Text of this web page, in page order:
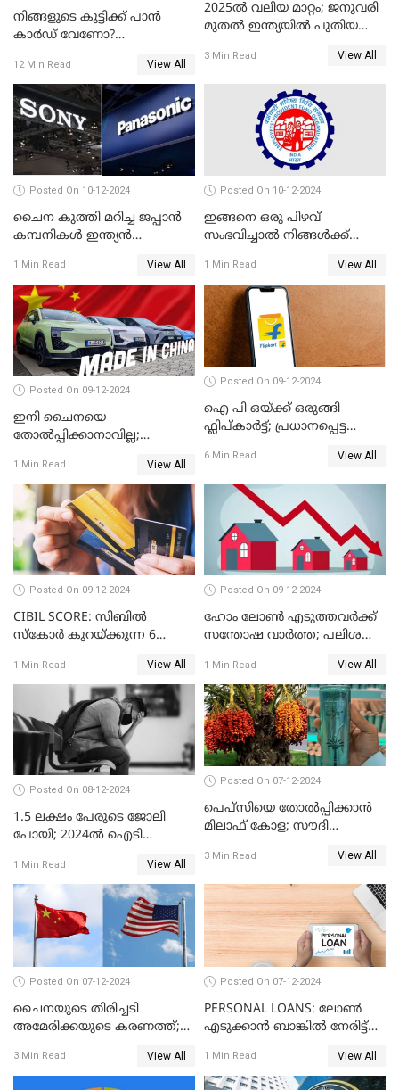
നിങ്ങളുടെ കുട്ടിക്ക് പാൻ
കാർഡ് വേണോ?
എങ്ങനെയാണെന്ന് നോക്കാം
12 Min Read View All
2025ൽ വലിയ മാറ്റം; ജനുവരി
മുതൽ ഇന്ത്യയിൽ പുതിയ
3 Min Read View All
Posted On 10-12-2024
ചൈന കുത്തി മറിച്ച ജപ്പാൻ
കമ്പനികൾ ഇന്ത്യൻ
വീണ്ടും മുന്നിൽ
1 Min Read View All
Posted On 10-12-2024
ഇങ്ങനെ ഒരു പിഴവ്
സംഭവിച്ചാൽ നിങ്ങൾക്ക്
1 Min Read View All
Posted On 09-12-2024
ഇനി ചൈനയെ
തോൽപ്പിക്കാനാവില്ല;
അമേരിക്കയേയും ഞെട്ടിച്ച്
ചൈനീസ് കാറുകൾ
1 Min Read View All
Posted On 09-12-2024
ഐ പി ഒയ്ക്ക് ഒരുങ്ങി
ഫ്ലിപ്കാർട്ട്; പ്രധാനപ്പെട്ട
6 Min Read View All
Posted On 09-12-2024
CIBIL SCORE: സിബിൽ
സ്കോർ കുറയ്ക്കുന്ന 6
1 Min Read View All
Posted On 09-12-2024
ഹോം ലോൺ എടുത്തവർക്ക്
സന്തോഷ വാർത്ത; പലിശ
1 Min Read View All
Posted On 08-12-2024
1.5 ലക്ഷം പേരുടെ ജോലി
പോയി; 2024ൽ ഐടി
1 Min Read View All
Posted On 07-12-2024
പെപ്സിയെ തോൽപ്പിക്കാൻ
മിലാഫ് കോള; സൗദി
കോളയേക്കുറിച്ച് അറിയാം
3 Min Read View All
Posted On 07-12-2024
ചൈനയുടെ തിരിച്ചടി
അമേരിക്കയുടെ കരണത്ത്;
3 Min Read View All
Posted On 07-12-2024
PERSONAL LOANS: ലോൺ
എടുക്കാൻ ബാങ്കിൽ നേരിട്ട്
ചെയ്തുകൂടേ?
1 Min Read View All